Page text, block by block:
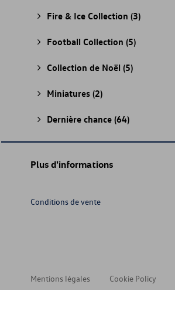
Fire & Ice Collection (3)
Football Collection (5)
Collection de Noël (5)
Miniatures (2)
Dernière chance (64)
Plus d'informations
Conditions de vente
Mentions légales Cookie Policy